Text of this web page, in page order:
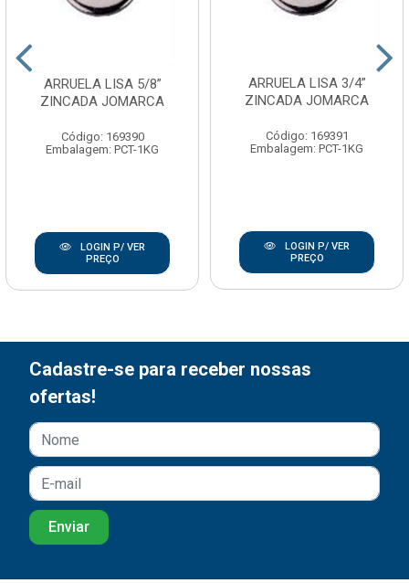
ARRUELA LISA 5/8”
ZINCADA JOMARCA
Código: 169390
Embalagem: PCT-1KG
LOGIN P/ VER
PREÇO
ARRUELA LISA 3/4”
ZINCADA JOMARCA
Código: 169391
Embalagem: PCT-1KG
LOGIN P/ VER
PREÇO
Cadastre-se para receber nossas
ofertas!